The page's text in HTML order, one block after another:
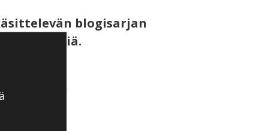
blogisarjan
linkkiä.